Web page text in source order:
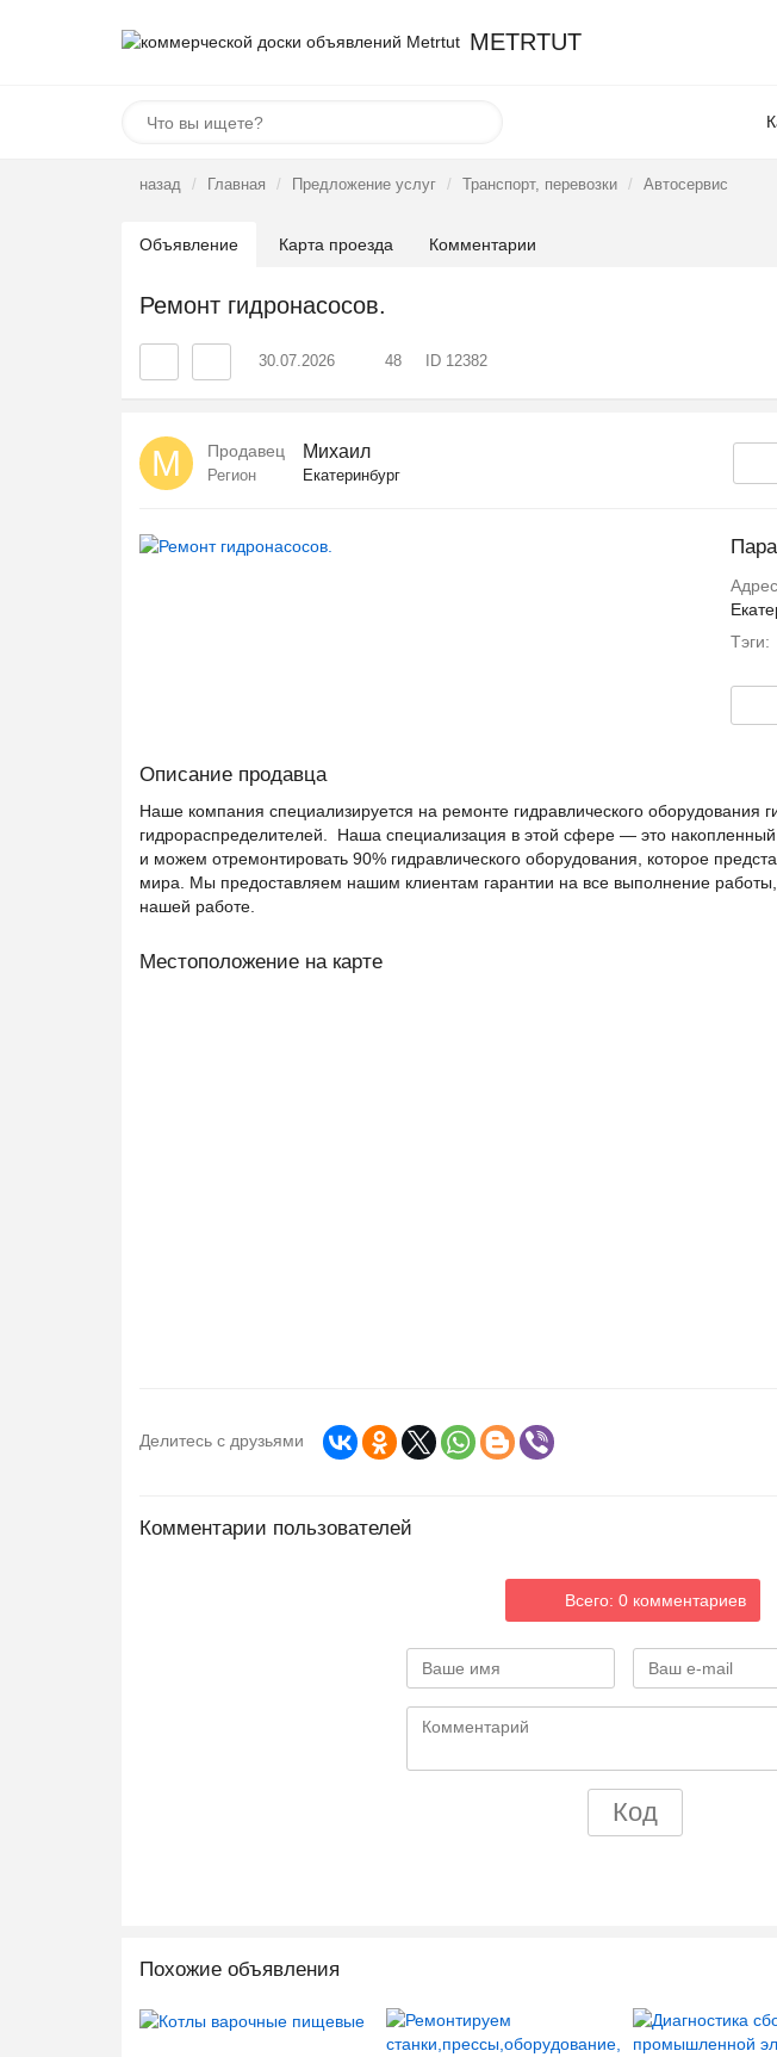
METRTUT
назад Главная Предложение услуг Транспорт, перевозки Автосервис
Объявление Карта проезда Комментарии
Ремонт гидронасосов.
30.07.2026 48 ID 12382
М Продавец Михаил
Регион Екатеринбург
Тэги:
Описание продавца
Наше компания специализируется на ремонте гидравлического оборудования
гидрораспределителей. Наша специализация в этой сфере — это
и можем отремонтировать 90% гидравлического оборудования, которое
мира. Мы предоставляем нашим клиентам гарантии на все выполнение
нашей работе.
Местоположение на карте
Делитесь с друзьями
Комментарии пользователей
Всего: 0 комментариев
Похожие объявления